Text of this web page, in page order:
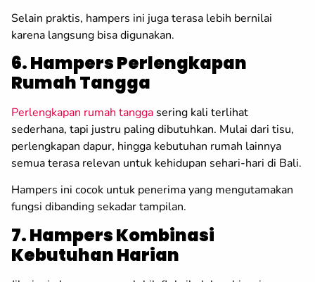
Selain praktis, hampers ini juga terasa lebih bernilai
karena langsung bisa digunakan.
6. Hampers Perlengkapan
Rumah Tangga
Perlengkapan rumah tangga sering kali terlihat
sederhana, tapi justru paling dibutuhkan. Mulai dari tisu,
perlengkapan dapur, hingga kebutuhan rumah lainnya
semua terasa relevan untuk kehidupan sehari-hari di Bali.
Hampers ini cocok untuk penerima yang mengutamakan
fungsi dibanding sekadar tampilan.
7. Hampers Kombinasi
Kebutuhan Harian